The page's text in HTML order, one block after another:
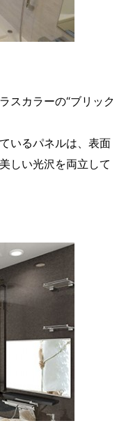
スカラーの“ブリック
いるパネルは、表面
しい光沢を両立して